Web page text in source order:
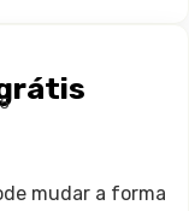
mudar a forma